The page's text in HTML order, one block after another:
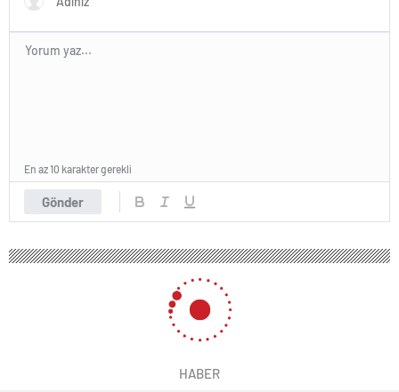
Gönder
En az 10 karakter gerekli
HABER